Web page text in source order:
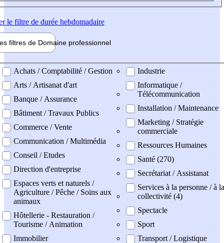
le filtre de durée hebdomadaire
filtres de Domaine professionnel
professionel
Achats / Comptabilité / Gestion
Arts / Artisanat d'art
Banque / Assurance
Bâtiment / Travaux Publics
Commerce / Vente
Communication / Multimédia
Conseil / Etudes
Direction d'entreprise
Espaces verts et naturels /
Agriculture / Pêche / Soins aux
animaux
Hôtellerie - Restauration /
Tourisme / Animation
Immobilier
Industrie
Informatique /
Télécommunication
Installation / Maintenance
Marketing / Stratégie
commerciale
Ressources Humaines
Santé (270)
Secrétariat / Assistanat
Services à la personne / à la
collectivité (4)
Spectacle
Sport
Transport / Logistique